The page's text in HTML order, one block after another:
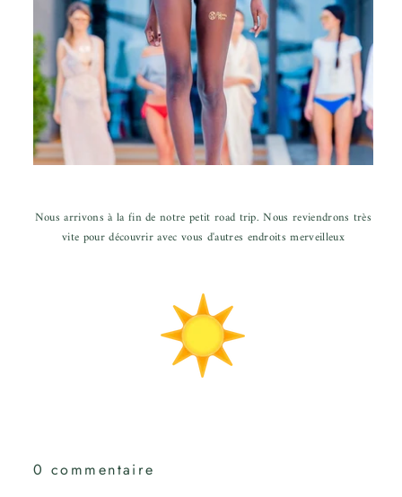
Nous arrivons à la fin de notre petit road trip. Nous reviendrons très
vite pour découvrir avec vous d'autres endroits merveilleux
0 commentaire